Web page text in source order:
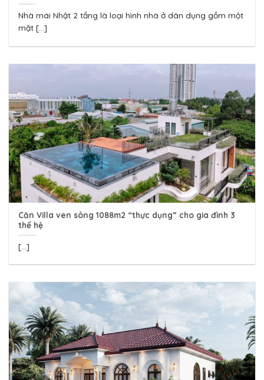
Nhà mái Nhật 2 tầng là loại hình nhà ở dân dụng gồm một
mặt [...]
Căn Villa ven sông 1088m2 “thực dụng” cho gia đình 3
thế hệ
[...]